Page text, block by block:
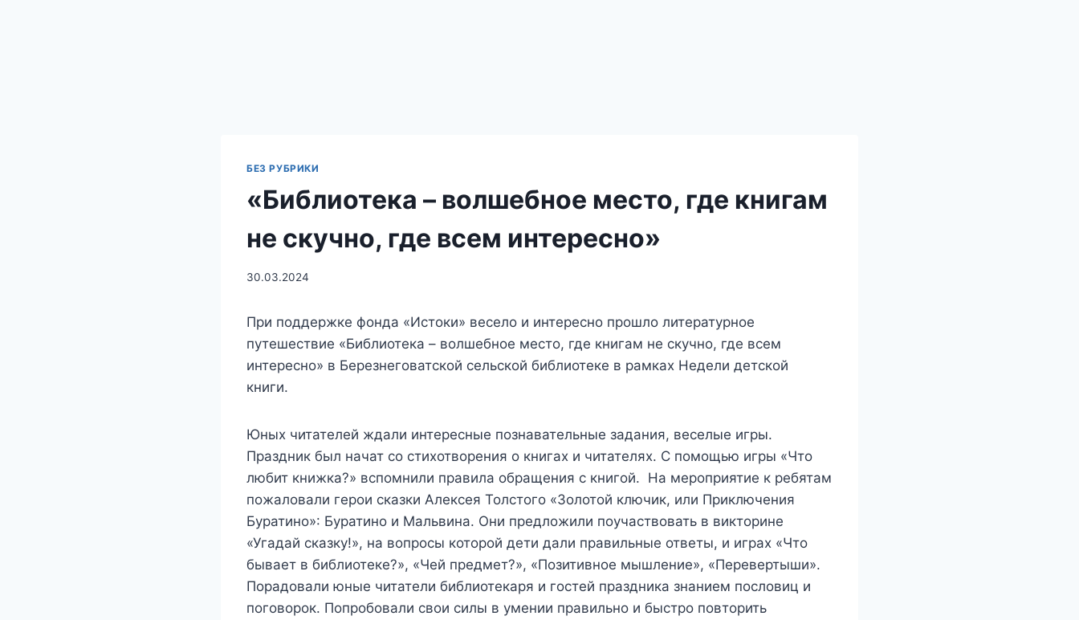
БЕЗ РУБРИКИ
«Библиотека – волшебное место, где книгам
не скучно, где всем интересно»
30.03.2024
При поддержке фонда «Истоки» весело и интересно прошло литературное
путешествие «Библиотека – волшебное место, где книгам не скучно, где всем
интересно» в Березнеговатской сельской библиотеке в рамках Недели детской
книги.
Юных читателей ждали интересные познавательные задания, веселые игры.
Праздник был начат со стихотворения о книгах и читателях. С помощью игры «Что
любит книжка?» вспомнили правила обращения с книгой. На мероприятие к ребятам
пожаловали герои сказки Алексея Толстого «Золотой ключик, или Приключения
Буратино»: Буратино и Мальвина. Они предложили поучаствовать в викторине
«Угадай сказку!», на вопросы которой дети дали правильные ответы, и играх «Что
бывает в библиотеке?», «Чей предмет?», «Позитивное мышление», «Перевертыши».
Порадовали юные читатели библиотекаря и гостей праздника знанием пословиц и
поговорок. Попробовали свои силы в умении правильно и быстро повторить